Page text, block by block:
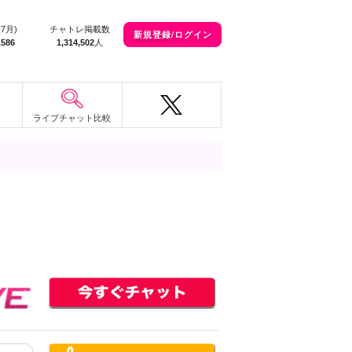
月)
チャトレ掲載数
1,314,502 人
新規登録/ログイン
ライブチャット比較